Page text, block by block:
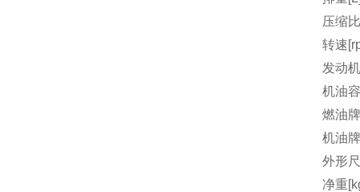
压缩比
转速
发动
机油
燃油
机油
外形
净重